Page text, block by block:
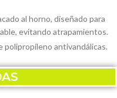
al horno, diseñado para
evitando atrapamientos.
antivandálicas.